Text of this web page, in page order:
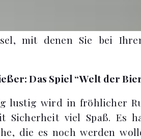
mit denen Sie bei
Das Spiel “Welt der
lustig wird in fröhlicher
Sicherheit viel Spaß. Es
die es noch werden